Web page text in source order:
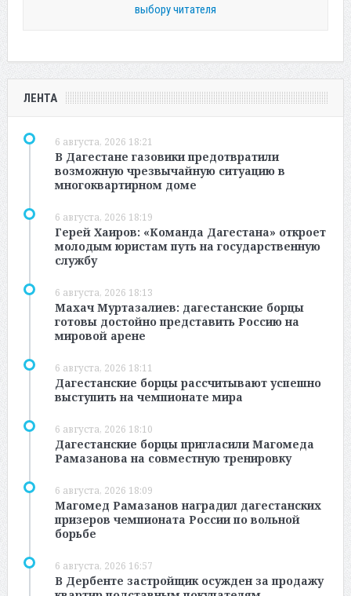
выбору читателя
ЛЕНТА
6 августа, 2026 18:21
В Дагестане газовики предотвратили
возможную чрезвычайную ситуацию в
многоквартирном доме
6 августа, 2026 18:19
Герей Хаиров: «Команда Дагестана» откроет
молодым юристам путь на государственную
службу
6 августа, 2026 18:13
Махач Муртазалиев: дагестанские борцы
готовы достойно представить Россию на
мировой арене
6 августа, 2026 18:11
Дагестанские борцы рассчитывают успешно
выступить на чемпионате мира
6 августа, 2026 18:10
Дагестанские борцы пригласили Магомеда
Рамазанова на совместную тренировку
6 августа, 2026 18:09
Магомед Рамазанов наградил дагестанских
призеров чемпионата России по вольной
борьбе
6 августа, 2026 16:57
В Дербенте застройщик осужден за продажу